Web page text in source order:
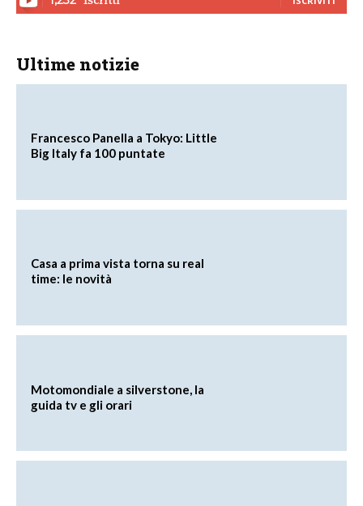
Ultime notizie
Francesco Panella a Tokyo: Little
Big Italy fa 100 puntate
Casa a prima vista torna su real
time: le novità
Motomondiale a silverstone, la
guida tv e gli orari